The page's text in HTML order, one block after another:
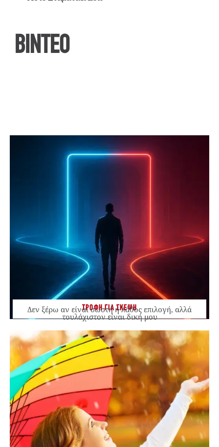
ΒΙΝΤΕΟ
ΤΡΟΦΗ ΓΙΑ ΣΚΕΨΗ
Δεν ξέρω αν είναι σωστή ή λάθος επιλογή, αλλά
τουλάχιστον είναι δική μου